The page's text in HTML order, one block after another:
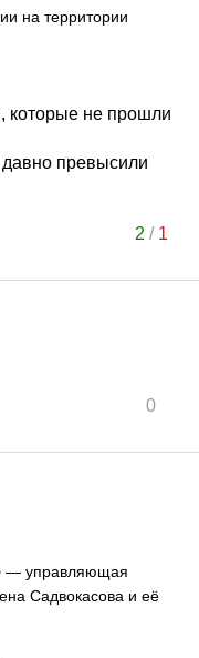
на территории
которые не прошли
давно превысили
2 / 1
0
— управляющая
Садвокасова и её